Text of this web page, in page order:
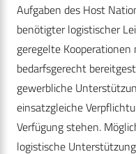
Aufgaben des Host
benötigter logistischer
geregelte
bedarfsgerecht
gewerbliche
einsatzgleiche
Verfügung stehen.
logistische